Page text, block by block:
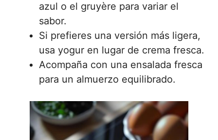
azul o el gruyère para variar el
sabor.
Si prefieres una versión más ligera,
usa yogur en lugar de crema fresca.
Acompaña con una ensalada fresca
para un almuerzo equilibrado.